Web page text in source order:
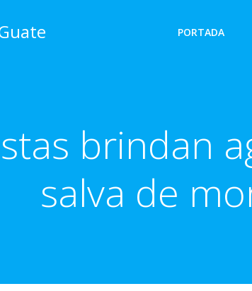
PORTADA
brindan
salva de